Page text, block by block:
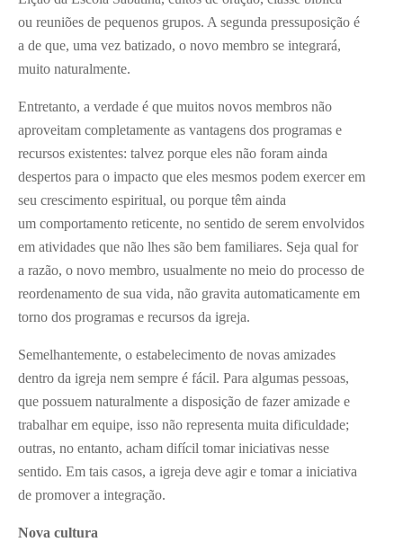
ou reuniões de pequenos grupos. A segunda pressuposição é
a de que, uma vez batizado, o novo membro se integrará,
muito naturalmente.
Entretanto, a verdade é que muitos novos membros não
aproveitam completamente as vantagens dos programas e
recursos existentes: talvez porque eles não foram ainda
despertos para o impacto que eles mesmos podem exercer em
seu crescimento espiritual, ou porque têm ainda
um comportamento reticente, no sentido de serem envolvidos
em atividades que não lhes são bem familiares. Seja qual for
a razão, o novo membro, usualmente no meio do processo de
reordenamento de sua vida, não gravita automaticamente em
torno dos programas e recursos da igreja.
Semelhantemente, o estabelecimento de novas amizades
dentro da igreja nem sempre é fácil. Para algumas pessoas,
que possuem naturalmente a disposição de fazer amizade e
trabalhar em equipe, isso não representa muita dificuldade;
outras, no entanto, acham difícil tomar iniciativas nesse
sentido. Em tais casos, a igreja deve agir e tomar a iniciativa
de promover a integração.
Nova cultura